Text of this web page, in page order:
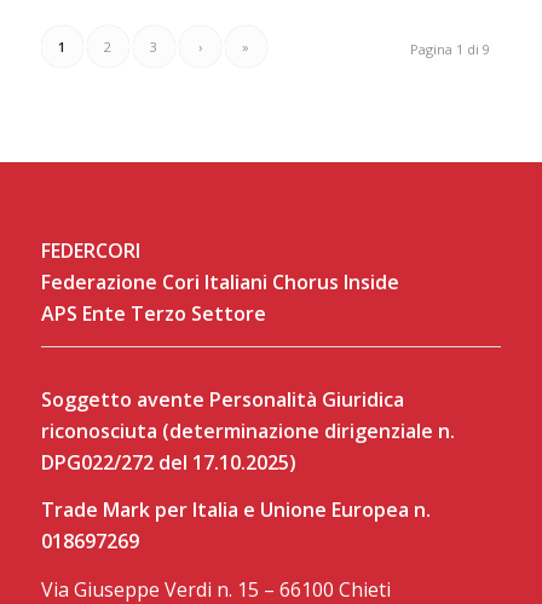
Pagina 1 di 9
1 2 3 › »
FEDERCORI
Federazione Cori Italiani Chorus Inside
APS Ente Terzo Settore
Soggetto avente Personalità Giuridica
riconosciuta (determinazione dirigenziale n.
DPG022/272 del 17.10.2025)
Trade Mark per Italia e Unione Europea n.
018697269
Via Giuseppe Verdi n. 15 – 66100 Chieti